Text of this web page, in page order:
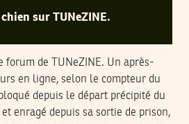
sur TUNeZINE.
forum de TUNeZINE. Un après-
en ligne, selon le compteur du
depuis le départ précipité du
enragé depuis sa sortie de prison,